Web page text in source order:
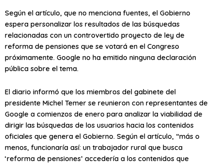
Según el artículo, que no menciona fuentes, el Gobierno
espera personalizar los resultados de las búsquedas
relacionadas con un controvertido proyecto de ley de
reforma de pensiones que se votará en el Congreso
próximamente. Google no ha emitido ninguna declaración
pública sobre el tema.
El diario informó que los miembros del gabinete del
presidente Michel Temer se reunieron con representantes de
Google a comienzos de enero para analizar la viabilidad de
dirigir las búsquedas de los usuarios hacia los contenidos
oficiales que genera el Gobierno. Según el artículo, “más o
menos, funcionaría así: un trabajador rural que busca
‘reforma de pensiones’ accedería a los contenidos que